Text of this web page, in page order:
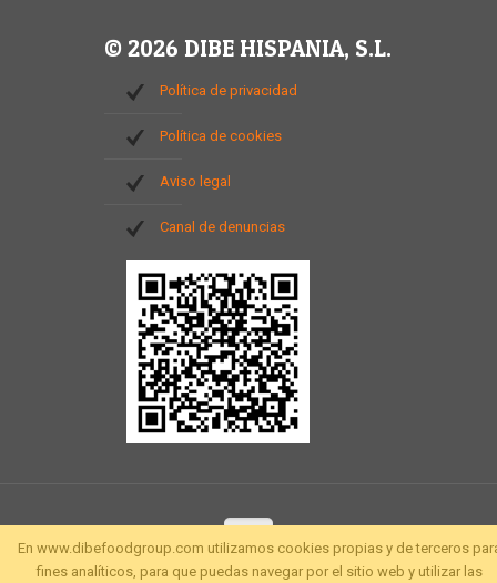
© 2026 DIBE HISPANIA, S.L.
Política de privacidad
Política de cookies
Aviso legal
Canal de denuncias
En www.dibefoodgroup.com utilizamos cookies propias y de terceros
fines analíticos, para que puedas navegar por el sitio web y utilizar las